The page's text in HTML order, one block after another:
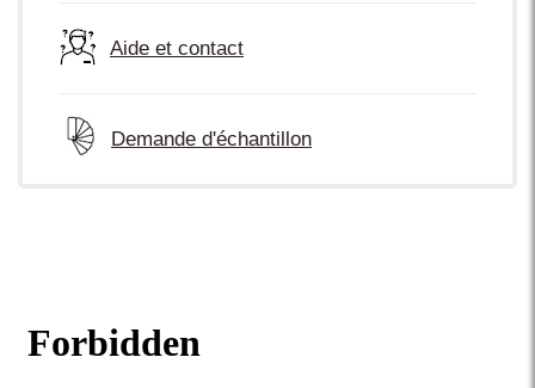
Aide et contact
Demande d'échantillon